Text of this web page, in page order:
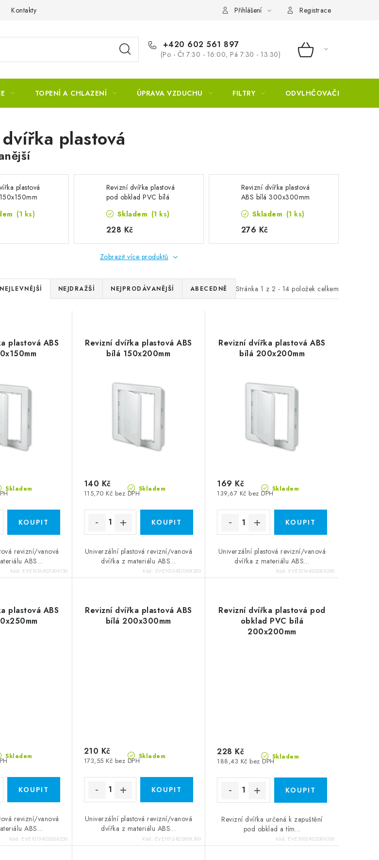
Kontakty Přihlášení Registrace
+420 602 561 897
(Po - Čt 7:30 - 16:00, Pá 7:30 - 13:30) NÁKUPNÍ
TOPENÍ A CHLAZENÍ ÚPRAVA VZDUCHU FILTRY ODVLHČOVAČE
plastová
plastová
(1 ks)
Revizní dvířka plastová
pod obklad PVC bílá
Skladem (1 ks)
228 Kč
Revizní dvířka plastová
ABS bílá 300x300mm
Skladem (1 ks)
276 Kč
Zobrazit více produktů
Stránka 1 z 2 - 14 položek celkem
Řazení produktů
NEJLEVNĚJŠÍ NEJDRAŽŠÍ NEJPRODÁVANĚJŠÍ ABECEDNĚ
plastová ABS
Skladem
revizní/vanová
ABS…
Kód: EVE1016-RD150X150
Revizní dvířka plastová ABS
bílá 150x200mm
Skladem
115,70 Kč bez DPH
140 Kč
Univerzální plastová revizní/vanová
dvířka z materiálu ABS…
Kód: EVE1015-RD150X200
Revizní dvířka plastová ABS
bílá 200x200mm
Skladem
139,67 Kč bez DPH
169 Kč
Univerzální plastová revizní/vanová
dvířka z materiálu ABS…
Kód: EVE1014-RD200X200
plastová ABS
Skladem
revizní/vanová
ABS…
Kód: EVE1013-RD200X250
Revizní dvířka plastová ABS
bílá 200x300mm
Skladem
173,55 Kč bez DPH
210 Kč
Univerzální plastová revizní/vanová
dvířka z materiálu ABS…
Kód: EVE1012-RD200X300
Revizní dvířka plastová pod
obklad PVC bílá
200x200mm
Skladem
188,43 Kč bez DPH
228 Kč
Revizní dvířka určená k zapuštění
pod obklad a tím…
Kód: EVE1002-RD200X200